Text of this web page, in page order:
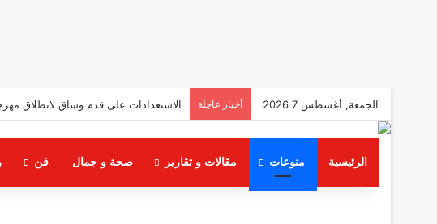
الجمعة, أغسطس 7 2026 أخبار عاجلة الاستعدادات على قدم وساق لانطلاق
الرئيسية منوعات مقالات و تقارير صحة و جمال فن